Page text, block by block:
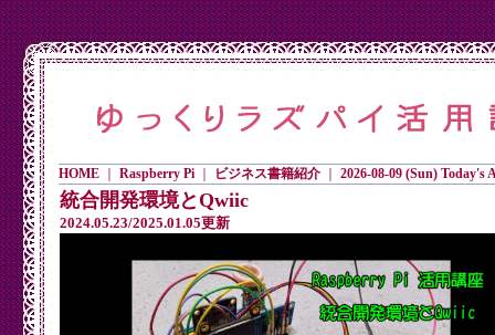
HOME｜ Raspberry Pi｜ ビジネス書籍紹介｜ 2026-08-09 (Sun) Today's
統合開発環境とQwiic
2024.05.23/2025.01.05更新